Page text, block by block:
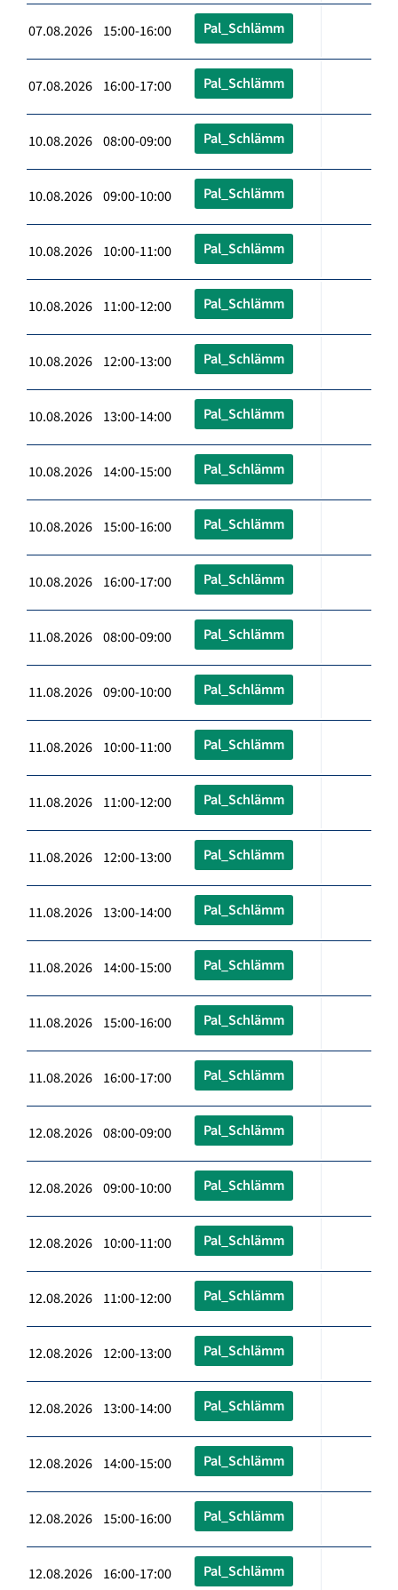
07.08.2026 15:00-16:00 Pal_Schlämm
07.08.2026 16:00-17:00 Pal_Schlämm
10.08.2026 08:00-09:00 Pal_Schlämm
10.08.2026 09:00-10:00 Pal_Schlämm
10.08.2026 10:00-11:00 Pal_Schlämm
10.08.2026 11:00-12:00 Pal_Schlämm
10.08.2026 12:00-13:00 Pal_Schlämm
10.08.2026 13:00-14:00 Pal_Schlämm
10.08.2026 14:00-15:00 Pal_Schlämm
10.08.2026 15:00-16:00 Pal_Schlämm
10.08.2026 16:00-17:00 Pal_Schlämm
11.08.2026 08:00-09:00 Pal_Schlämm
11.08.2026 09:00-10:00 Pal_Schlämm
11.08.2026 10:00-11:00 Pal_Schlämm
11.08.2026 11:00-12:00 Pal_Schlämm
11.08.2026 12:00-13:00 Pal_Schlämm
11.08.2026 13:00-14:00 Pal_Schlämm
11.08.2026 14:00-15:00 Pal_Schlämm
11.08.2026 15:00-16:00 Pal_Schlämm
11.08.2026 16:00-17:00 Pal_Schlämm
12.08.2026 08:00-09:00 Pal_Schlämm
12.08.2026 09:00-10:00 Pal_Schlämm
12.08.2026 10:00-11:00 Pal_Schlämm
12.08.2026 11:00-12:00 Pal_Schlämm
12.08.2026 12:00-13:00 Pal_Schlämm
12.08.2026 13:00-14:00 Pal_Schlämm
12.08.2026 14:00-15:00 Pal_Schlämm
12.08.2026 15:00-16:00 Pal_Schlämm
12.08.2026 16:00-17:00 Pal_Schlämm